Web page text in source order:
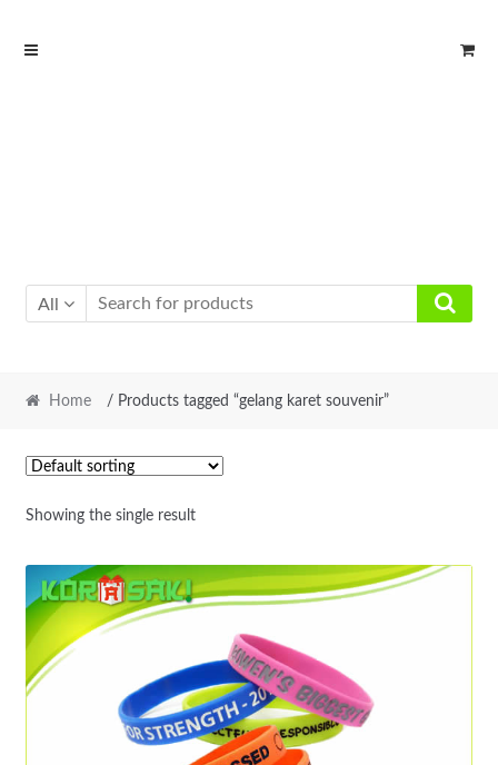
Skip
Skip
All
Home / Products tagged “gelang karet souvenir”
Showing the single result